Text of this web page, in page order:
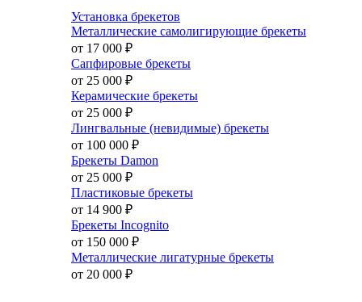
Установка брекетов
Металлические самолигирующие брекеты
от 17 000 ₽
Сапфировые брекеты
от 25 000 ₽
Керамические брекеты
от 25 000 ₽
Лингвальные (невидимые) брекеты
от 100 000 ₽
Брекеты Damon
от 25 000 ₽
Пластиковые брекеты
от 14 900 ₽
Брекеты Incognito
от 150 000 ₽
Металлические лигатурные брекеты
от 20 000 ₽